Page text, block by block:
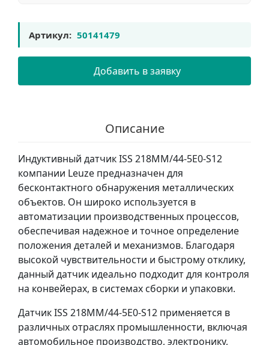
Артикул: 50141479
Добавить в заявку
Описание
Индуктивный датчик ISS 218MM/44-5E0-S12
компании Leuze предназначен для
бесконтактного обнаружения металлических
объектов. Он широко используется в
автоматизации производственных процессов,
обеспечивая надежное и точное определение
положения деталей и механизмов. Благодаря
высокой чувствительности и быстрому отклику,
данный датчик идеально подходит для контроля
на конвейерах, в системах сборки и упаковки.
Датчик ISS 218MM/44-5E0-S12 применяется в
различных отраслях промышленности, включая
автомобильное производство, электронику,